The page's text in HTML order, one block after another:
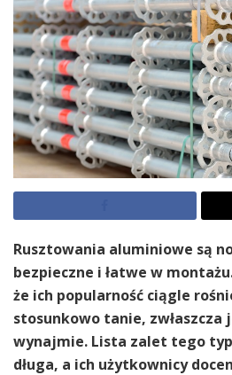
Rusztowania aluminiowe są
bezpieczne i łatwe w
że ich popularność ciągle
stosunkowo tanie, zwłaszcza
wynajmie. Lista zalet tego
długa, a ich użytkownicy